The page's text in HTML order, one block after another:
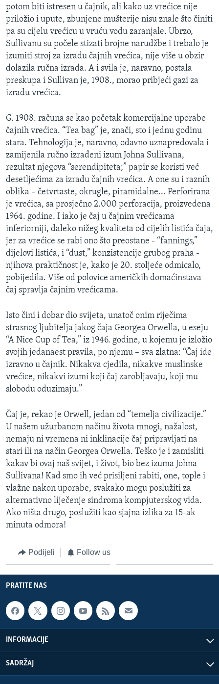
potom biti istresen u čajnik, ali kako uz vrećice nije
priložio i upute, zbunjene mušterije nisu znale što činiti
pa su cijelu vrećicu u vruću vodu zaranjale. Ubrzo,
Sullivanu su počele stizati brojne narudžbe i trebalo je
izumiti stroj za izradu čajnih vrećica, nije više u obzir
dolazila ručna izrada. A i svila je, naravno, postala
preskupa i Sullivan je, 1908., morao pribjeći gazi za
izradu vrećica.
G. 1908. računa se kao početak komercijalne uporabe
čajnih vrećica. “Tea bag” je, znači, sto i jednu godinu
stara. Tehnologija je, naravno, odavno uznapredovala i
zamijenila ručno izrađeni izum Johna Sullivana,
rezultat njegova “serendipiteta;” papir se koristi već
desetljećima za izradu čajnih vrećica. A one su i raznih
oblika – četvrtaste, okrugle, piramidalne... Perforirana
je vrećica, sa prosječno 2.000 perforacija, proizvedena
1964. godine. I iako je čaj u čajnim vrećicama
inferiorniji, daleko nižeg kvaliteta od cijelih listića čaja,
jer za vrećice se rabi ono što preostane - “fannings,”
dijelovi listića, i “dust,” konzistencije grubog praha -
njihova praktičnost je, kako je 20. stoljeće odmicalo,
pobijedila. Više od polovice američkih domaćinstava
čaj spravlja čajnim vrećicama.
Isto čini i dobar dio svijeta, unatoč onim riječima
strasnog ljubitelja jakog čaja Georgea Orwella, u eseju
“A Nice Cup of Tea,” iz 1946. godine, u kojemu je izložio
svojih jedanaest pravila, po njemu – sva zlatna: “Čaj ide
izravno u čajnik. Nikakva cjedila, nikakve muslinske
vrećice, nikakvi izumi koji čaj zarobljavaju, koji mu
slobodu oduzimaju.”
Čaj je, rekao je Orwell, jedan od “temelja civilizacije.”
U našem užurbanom načinu života mnogi, nažalost,
nemaju ni vremena ni inklinacije čaj pripravljati na
stari ili na način Georgea Orwella. Teško je i zamisliti
kakav bi ovaj naš svijet, i život, bio bez izuma Johna
Sullivana! Kad smo ih već prisiljeni rabiti, one, tople i
vlažne nakon uporabe, svakako mogu poslužiti za
alternativno liječenje sindroma kompjuterskog vida.
Ako ništa drugo, poslužiti kao sjajna izlika za 15-ak
minuta odmora!
Podijeli Follow us
PRATITE NAS
INFORMACIJE
SADRŽAJ